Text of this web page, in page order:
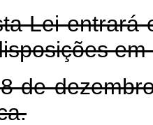
Lei entrará